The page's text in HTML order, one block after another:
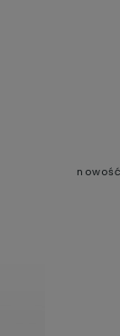
nowość